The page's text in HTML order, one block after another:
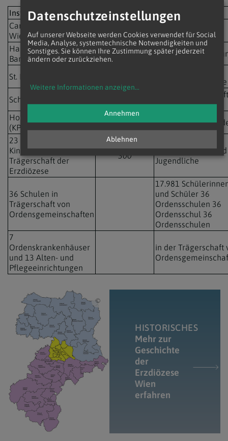
Institution Mitarbeiterzahl Anmerkung
Caritas der Erzdiözese
Wien
5.900
größter
Sozialdienstleister
Haus der
Barmherzigkeit
2.020 Pflege und
St. Nikolausstiftung
Kindergärten/Horte
Schulstiftung
davon 680
an Privatschulen
Hochschulstiftung
(KPH)
410
davon 280
23 Schulen und
Kindergärten in der
Trägerschaft der
Erzdiözese
300
für 7000 Kinder und
Jugendliche
36 Schulen in
Trägerschaft von
Ordensgemeinschaften
17.981
und Schüler 36
Ordensschulen 36
Ordensschul 36
Ordensschulen
7
Ordenskrankenhäuser
und 13 Alten- und
Pflegeeinrichtungen
in der Trägerschaft
HISTORISCHES
Mehr zur
Geschichte
der
Erzdiözese
Wien
erfahren
Datenschutzeinstellungen
Auf unserer Webseite werden Cookies verwendet für Social
Media, Analyse, systemtechnische Notwendigkeiten und
Sonstiges. Sie können Ihre Zustimmung später jederzeit
ändern oder zurückziehen.
Weitere Informationen anzeigen...
Ablehnen
Annehmen